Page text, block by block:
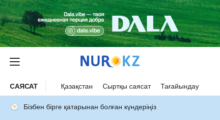
САЯСАТ Қазақстан Сыртқы саясат Тағайындау
Бізбен бірге қатарынан болған күндеріңіз